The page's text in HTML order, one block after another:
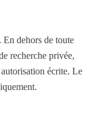
En dehors de toute
recherche privée,
écrite. Le